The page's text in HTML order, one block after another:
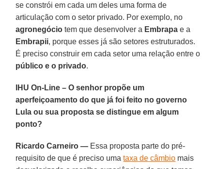
se constrói em cada um deles uma forma de
articulação com o setor privado. Por exemplo, no
agronegócio tem que desenvolver a Embrapa e a
Embrapii, porque esses já são setores estruturados.
É preciso construir em cada setor uma relação entre o
público e o privado.
IHU On-Line – O senhor propõe um
aperfeiçoamento do que já foi feito no governo
Lula ou sua proposta se distingue em algum
ponto?
Ricardo Carneiro — Essa proposta parte do pré-
requisito de que é preciso umataxa de câmbio mais